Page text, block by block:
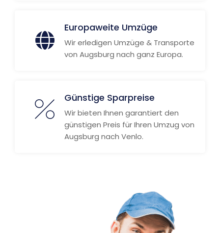
Europaweite Umzüge
Wir erledigen Umzüge & Transporte
von Augsburg nach ganz Europa.
Günstige Sparpreise
Wir bieten Ihnen garantiert den
günstigen Preis für Ihren Umzug von
Augsburg nach Venlo.